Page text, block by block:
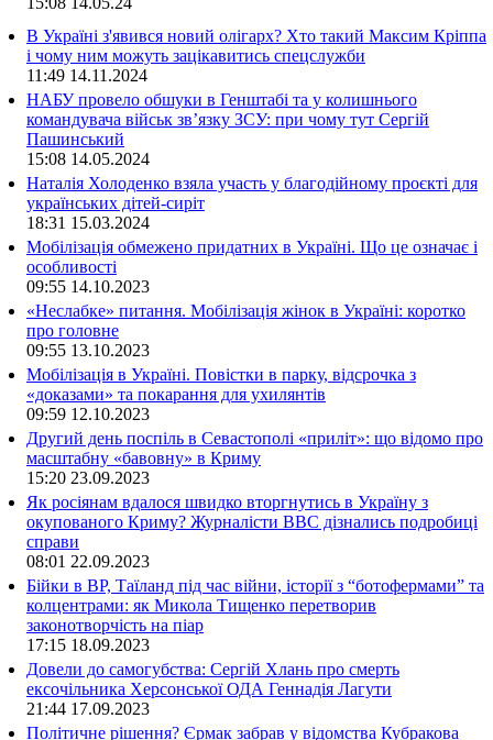
В Україні з'явився новий олігарх? Хто такий Максим Кріппа
і чому ним можуть зацікавитись спецслужби
11:49 14.11.2024
НАБУ провело обшуки в Генштабі та у колишнього
командувача військ зв’язку ЗСУ: при чому тут Сергій
Пашинський
15:08 14.05.2024
Наталія Холоденко взяла участь у благодійному проєкті для
українських дітей-сиріт
18:31 15.03.2024
Мобілізація обмежено придатних в Україні. Що це означає і
особливості
09:55 14.10.2023
«Неслабке» питання. Мобілізація жінок в Україні: коротко
про головне
09:55 13.10.2023
Мобілізація в Україні. Повістки в парку, відсрочка з
«доказами» та покарання для ухилянтів
09:59 12.10.2023
Другий день поспіль в Севастополі «приліт»: що відомо про
масштабну «бавовну» в Криму
15:20 23.09.2023
Як росіянам вдалося швидко вторгнутись в Україну з
окупованого Криму? Журналісти ВВС дізнались подробиці
справи
08:01 22.09.2023
Бійки в ВР, Таїланд під час війни, історії з “ботофермами” та
колцентрами: як Микола Тищенко перетворив
законотворчість на піар
17:15 18.09.2023
Довели до самогубства: Сергій Хлань про смерть
ексочільника Херсонської ОДА Геннадія Лагути
21:44 17.09.2023
Політичне рішення? Єрмак забрав у відомства Кубракова